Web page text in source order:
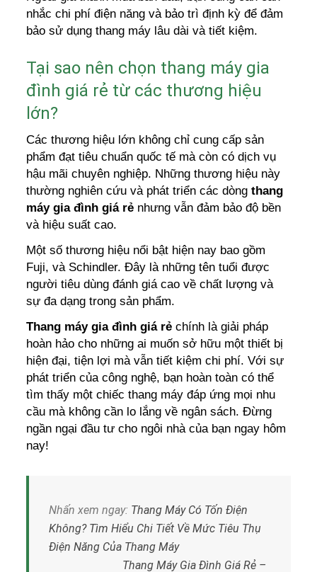
nhắc chi phí điện năng và bảo trì định kỳ để đảm
bảo sử dụng thang máy lâu dài và tiết kiệm.
Tại sao nên chọn thang máy gia
đình giá rẻ từ các thương hiệu
lớn?
Các thương hiệu lớn không chỉ cung cấp sản
phẩm đạt tiêu chuẩn quốc tế mà còn có dịch vụ
hậu mãi chuyên nghiệp. Những thương hiệu này
thường nghiên cứu và phát triển các dòng thang
máy gia đình giá rẻ nhưng vẫn đảm bảo độ bền
và hiệu suất cao.
Một số thương hiệu nổi bật hiện nay bao gồm
Fuji, và Schindler. Đây là những tên tuổi được
người tiêu dùng đánh giá cao về chất lượng và
sự đa dạng trong sản phẩm.
Thang máy gia đình giá rẻ chính là giải pháp
hoàn hảo cho những ai muốn sở hữu một thiết bị
hiện đại, tiện lợi mà vẫn tiết kiệm chi phí. Với sự
phát triển của công nghệ, bạn hoàn toàn có thể
tìm thấy một chiếc thang máy đáp ứng mọi nhu
cầu mà không cần lo lắng về ngân sách. Đừng
ngần ngại đầu tư cho ngôi nhà của bạn ngay hôm
nay!
Nhấn xem ngay: Thang Máy Có Tốn Điện
Không? Tìm Hiểu Chi Tiết Về Mức Tiêu Thụ
Điện Năng Của Thang Máy
Thang Máy Gia Đình Giá Rẻ –